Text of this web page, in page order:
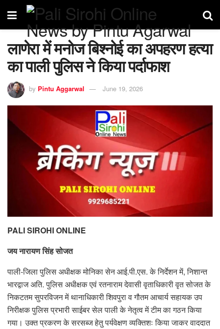
लाणेरा में मनोज बिश्नोई का अपहरण हत्या
का पाली पुलिस ने किया पर्दाफाश
by Pintu Aggarwal June 19, 2026
PALI SIROHI ONLINE
जय नारायण सिंह सोजत
पाली-जिला पुलिस अधीक्षक मोनिका सेन आई.पी.एस. के निर्देशन में, निशान्त
भारद्वाज अति. पुलिस अधीक्षक एवं रतनाराम देवासी वृताधिकारी वृत सोजत के
निकटतम सुपरविजन में थानाधिकारी शिवपुरा व गौतम आचार्य सहायक उप
निरीक्षक पुलिस प्रभारी साईबर सेल पाली के नेतृत्व में टीम का गठन किया
गया। उक्त प्रकरण के सरसब्ज हेतु पर्यवेक्षण व्यक्तिशः किया जाकर वाददात